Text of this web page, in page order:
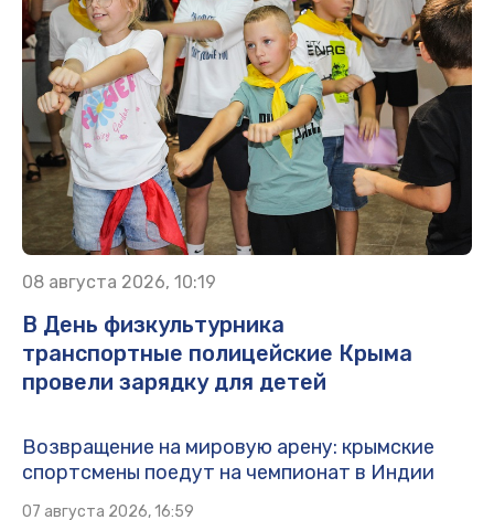
08 августа 2026, 10:19
В День физкультурника
транспортные полицейские Крыма
провели зарядку для детей
Возвращение на мировую арену: крымские
спортсмены поедут на чемпионат в Индии
07 августа 2026, 16:59